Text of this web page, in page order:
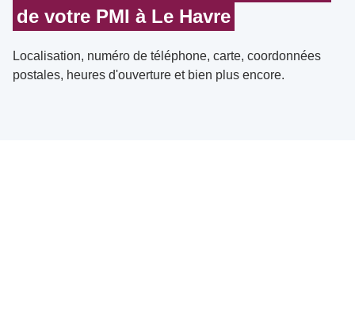
de votre PMI à Le Havre
Localisation, numéro de téléphone, carte, coordonnées
postales, heures d'ouverture et bien plus encore.